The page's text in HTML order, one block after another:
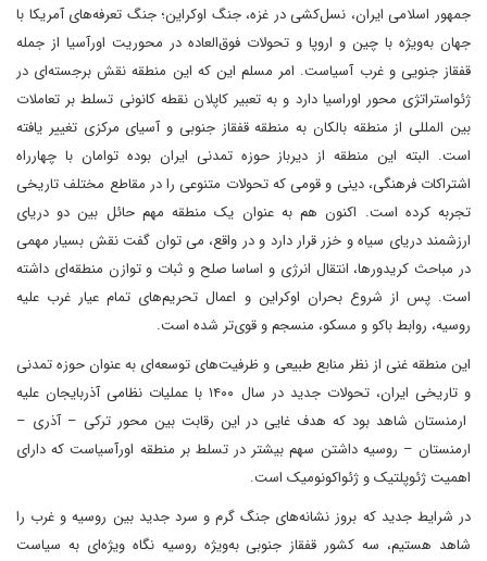
جمهور اسلامی ایران، نسل‌کشی در غزه، جنگ اوکراین؛ جنگ تعرفه‌های آمریکا با
جهان به‌ویژه با چین و اروپا و تحولات فوق‌العاده در محوریت اورآسیا از جمله
قفقاز جنویی و غرب آسیاست. امر مسلم این که این منطقه نقش برجسته‌ای در
ژئواستراتژی محور اوراسیا دارد‌ و به تعبیر کاپلان نقطه کانونی تسلط بر تعاملات
بین المللی از منطقه بالکان به منطقه قفقاز جنوبی و آسیای مرکزی تغییر یافته
است. البته این منطقه از دیرباز حوزه تمدنی ایران بوده توامان با چهارراه
اشتراکات فرهنگی، دینی و قومی که تحولات متنوعی را در مقاطع مختلف تاریخی
تجربه کرده است. اکنون هم به عنوان یک منطقه مهم حائل بین دو دریای
ارزشمند دریای سیاه و خزر قرار دارد و در واقع، می توان گفت نقش بسیار مهمی
در مباحث کریدورها، انتقال انرژی و اساسا صلح و ثبات و توازن منطقه‌ای داشته
است. پس از شروع بحران اوکراین و اعمال تحریم‌های تمام عیار غرب علیه
روسیه، روابط باکو و مسکو، منسجم و قوی‌تر شده است.
این منطقه غنی از نظر منابع طبیعی و ظرفیت‌های توسعه‌ای به عنوان حوزه تمدنی
و تاریخی ایران، تحولات جدید در سال ۱۴۰۰ با عملیات نظامی آذربایجان علیه
ارمنستان شاهد بود که هدف غایی در این رقابت بین محور ترکی – آذری –
ارمنستان – روسیه داشتن سهم بیشتر در تسلط بر منطقه اورآسیاست که دارای
اهمیت ژئوپلتیک و ژئواکونومیک است.
در شرایط جدید که بروز نشانه‌های جنگ گرم و سرد جدید بین روسیه و غرب را
شاهد هستیم، سه کشور قفقاز جنوبی به‌ویژه روسیه نگاه ویژه‌ای به سیاست